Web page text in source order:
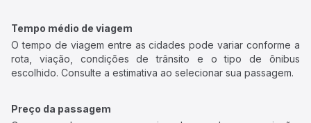
Tempo médio de viagem
O tempo de viagem entre as cidades pode variar conforme a
rota, viação, condições de trânsito e o tipo de ônibus
escolhido. Consulte a estimativa ao selecionar sua passagem.
Preço da passagem